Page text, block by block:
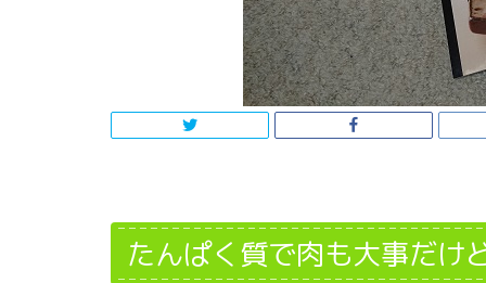
たんぱく質で肉も大事だけ